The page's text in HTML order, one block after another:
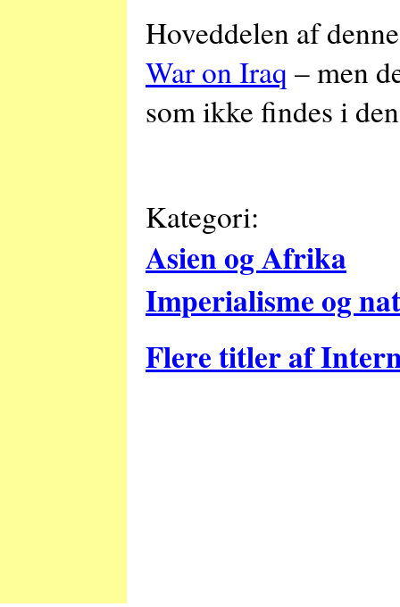
Hoveddelen af
War on Iraq – men
som ikke findes i
Kategori:
Asien og Afrika
Imperialisme og
Flere titler af